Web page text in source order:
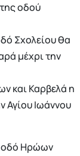
οδού
Σχολείου θα
μέχρι την
και Καρβελά η
Αγίου Ιωάννου
οδό Ηρώων